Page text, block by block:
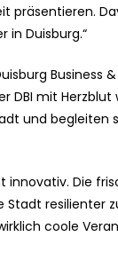
präsentieren.
in Duisburg.“
Business &
DBI mit
und begleiten
innovativ. Die
resilienter
coole